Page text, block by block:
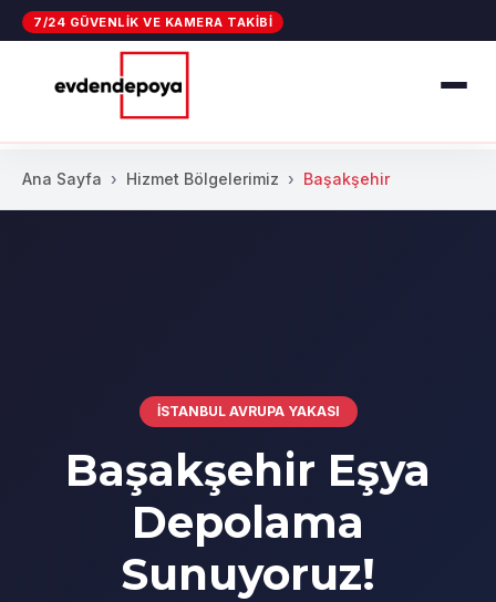
7/24 GÜVENLIK VE KAMERA TAKIBI
Ana Sayfa Hizmet Bölgelerimiz Başakşehir
İSTANBUL AVRUPA YAKASI
Başakşehir Eşya
Depolama
Sunuyoruz!